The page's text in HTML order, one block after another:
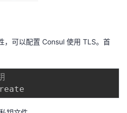
，可以配置 Consul 使用 TLS。首